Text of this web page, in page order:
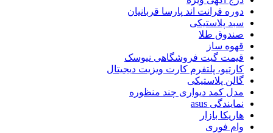
دوره فرانت اند پارسا قربانیان
سبد پلاستیکی
صندوق طلا
قهوه ساز
قیمت گیت فروشگاهی نیوسک
کارتیو، پلتفرم کارت ویزیت دیجیتال
گالن پلاستیکی
مدل کمد دیواری چند منظوره
نمایندگی asus
هاریکا بازار
وام فوری